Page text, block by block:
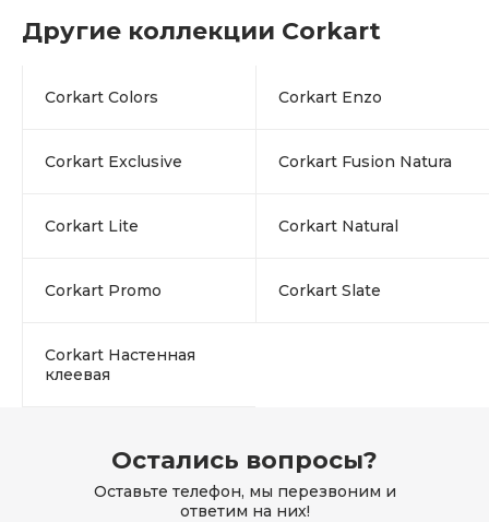
Другие коллекции Corkart
Corkart Colors Corkart Enzo
Corkart Exclusive Corkart Fusion Natura
Corkart Lite Corkart Natural
Corkart Promo Corkart Slate
Corkart Настенная
клеевая
Остались вопросы?
Оставьте телефон, мы перезвоним и
ответим на них!